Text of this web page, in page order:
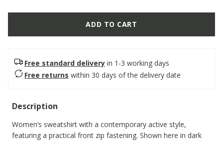
ADD TO CART
Free standard delivery in 1-3 working days
Free returns within 30 days of the delivery date
Description
Women’s sweatshirt with a contemporary active style,
featuring a practical front zip fastening. Shown here in dark